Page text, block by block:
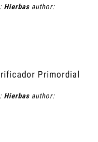
Hierbas author:
Primordial
Hierbas author: